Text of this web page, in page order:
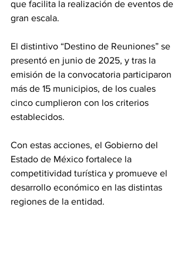
que facilita la realización de eventos de
gran escala.
El distintivo “Destino de Reuniones” se
presentó en junio de 2025, y tras la
emisión de la convocatoria participaron
más de 15 municipios, de los cuales
cinco cumplieron con los criterios
establecidos.
Con estas acciones, el Gobierno del
Estado de México fortalece la
competitividad turística y promueve el
desarrollo económico en las distintas
regiones de la entidad.